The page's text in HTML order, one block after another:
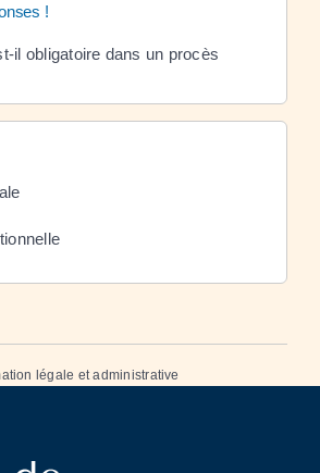
!
il obligatoire dans un procès
légale et administrative